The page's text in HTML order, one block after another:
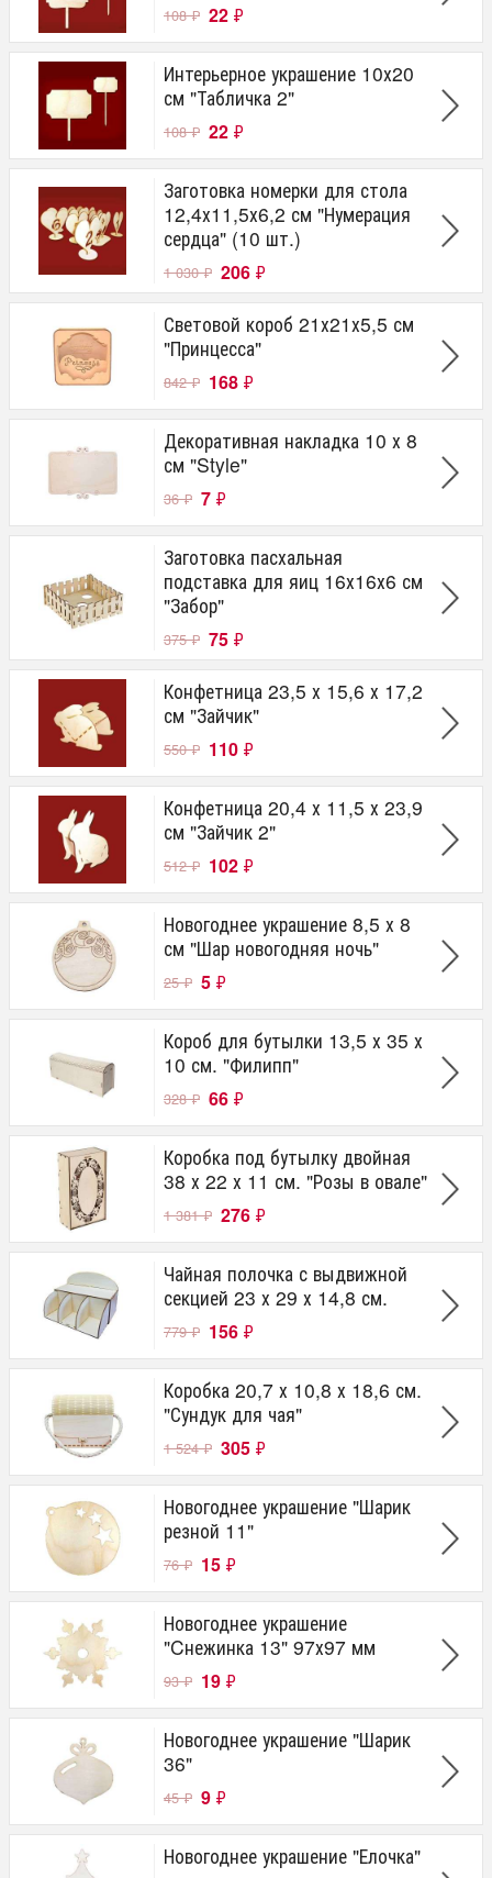
108₽ 22 ₽
Интерьерное украшение 10х20
см "Табличка 2"
108₽ 22 ₽
Заготовка номерки для стола
12,4х11,5х6,2 см "Нумерация
сердца" (10 шт.)
1 030₽ 206 ₽
Световой короб 21х21х5,5 см
"Принцесса"
842₽ 168 ₽
Декоративная накладка 10 х 8
см "Style"
36₽ 7 ₽
Заготовка пасхальная
подставка для яиц 16х16х6 см
"Забор"
375₽ 75 ₽
Конфетница 23,5 х 15,6 х 17,2
см "Зайчик"
550₽ 110 ₽
Конфетница 20,4 х 11,5 х 23,9
см "Зайчик 2"
512₽ 102 ₽
Новогоднее украшение 8,5 х 8
см "Шар новогодняя ночь"
25₽ 5 ₽
Короб для бутылки 13,5 х 35 х
10 см. "Филипп"
328₽ 66 ₽
Коробка под бутылку двойная
38 х 22 х 11 см. "Розы в овале"
1 381₽ 276 ₽
Чайная полочка с выдвижной
секцией 23 х 29 х 14,8 см.
779₽ 156 ₽
Коробка 20,7 х 10,8 х 18,6 см.
"Сундук для чая"
1 524₽ 305 ₽
Новогоднее украшение "Шарик
резной 11"
76₽ 15 ₽
Новогоднее украшение
"Cнежинка 13" 97х97 мм
93₽ 19 ₽
Новогоднее украшение "Шарик
36"
45₽ 9 ₽
Новогоднее украшение "Елочка"